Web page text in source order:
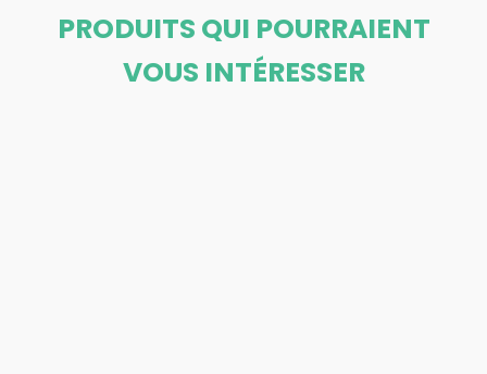
PRODUITS QUI POURRAIENT
VOUS INTÉRESSER